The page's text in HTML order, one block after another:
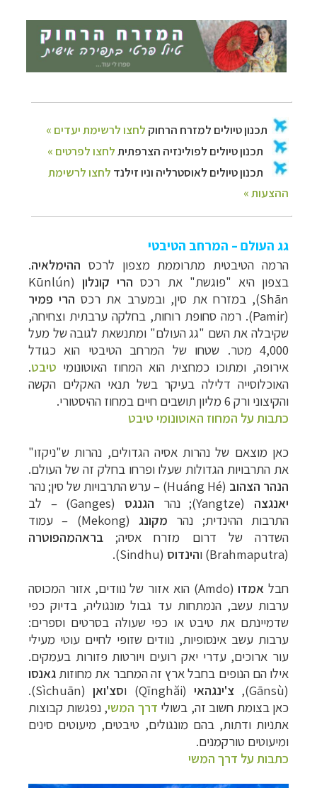
גג העולם – המרחב הטיבטי
הרמה הטיבטית מתרוממת מצפון לרכס ההימלאיה.
בצפון היא "פוגשת" את רכס הרי קונלון
(Kūnlún
Shān), ב
מזרח את סין, ובמערב את רכס הרי פמיר
(Pamir).
רמה סחופת רוחות, בחלקה ערבתית וצחיחה,
שקיבלה את השם "גג העולם"ומתנשאת לגובהשל מעל
4,000 מטר. שטחו של המרחב הטיבטי הוא כגודל
אירופה, ומתוכו כמחצית הוא המחוז האוטונומי טיבט.
האוכלוסייה דלילה בעיקר בשל תנאי האקלים הקשה
והקיצוני ורק מליון תושבים חיים במחוז ההיסטורי.
כתבות על המחוז האוטונומי טיבט
כאן מוצאם של נהרות אסיה הגדולים, נהרות ש"ניקזו"
את התרבויות הגדולות שעלו ופרחו בחלק זה של העולם.
הנהר הצהוב (
Huáng Hé
) – ערשהתרבויות של סין; נהר
יאנגצה (Yangtze); נהר הגנגס (Ganges) –
לב
התרבות ההינדית; נהר מקונג(Mekong)
– עמוד
השדרה
של דרום מזרח אסיה; בראהמהפוטרה
(Brahmaputra)
והינדוס (Sindhu).
חבל אמדו(Amdo) הו א אזור של נוודים, אזור המכוסה
ערבות עשב, הנמתחות עד גבול מונגוליה, בדיוק כפי
שדמיינתם את טיבט או כפי שעולה בסרטים וספרים:
ערבות עשב אינסופיות, נוודים שזופי לחיים עוטי מעילי
עור ארוכים, עדרי יאק רועים ויורטותפזורות בעמקים.
אילו הם הנופים בחבל ארץ זההמחבר את מחוזות גאנסו
(Gānsù)
, צ'ינגהאי (Qīnghăi) וסצ'ואן (Sìchuān)
.
כאן בצומת חשוב זה, בשולי דרך המשי, נפגשות קבוצות
אתניות ודתות, בהם מונגולים, טיבטים, מיעוטים סינים
ומיעוטים טורקמנים.
כתבות על דרך המשי